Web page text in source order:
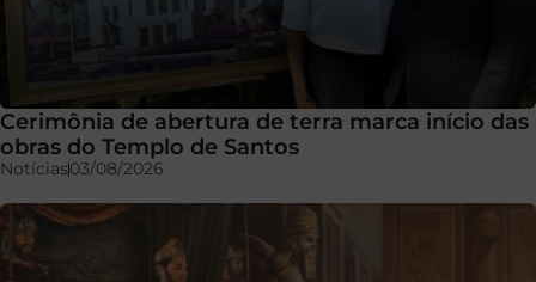
Cerimônia de abertura de terra marca início das
obras do Templo de Santos
Notícias03/08/2026